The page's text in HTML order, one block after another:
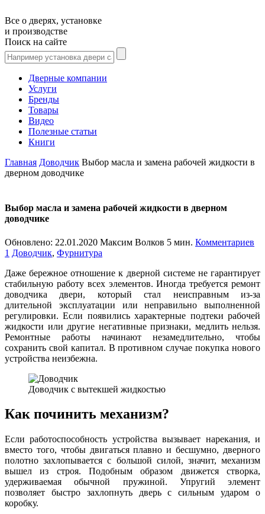
Все о дверях, установке
и производстве
Поиск на сайте
Дверные компании
Услуги
Бренды
Товары
Видео
Полезные статьи
Книги
Главная Доводчик Выбор масла и замена рабочей жидкости в
дверном доводчике
Выбор масла и замена рабочей жидкости в дверном
доводчике
Обновлено: 22.01.2020 Максим Волков 5 мин. Комментариев
1 Доводчик, Фурнитура
Даже бережное отношение к дверной системе не гарантирует
стабильную работу всех элементов. Иногда требуется ремонт
доводчика двери, который стал неисправным из-за
длительной эксплуатации или неправильно выполненной
регулировки. Если появились характерные подтеки рабочей
жидкости или другие негативные признаки, медлить нельзя.
Ремонтные работы начинают незамедлительно, чтобы
сохранить свой капитал. В противном случае покупка нового
устройства неизбежна.
Доводчик с вытекшей жидкостью
Как починить механизм?
Если работоспособность устройства вызывает нарекания, и
вместо того, чтобы двигаться плавно и бесшумно, дверного
полотно захлопывается с большой силой, значит, механизм
вышел из строя. Подобным образом движется створка,
удерживаемая обычной пружиной. Упругий элемент
позволяет быстро захлопнуть дверь с сильным ударом о
коробку.